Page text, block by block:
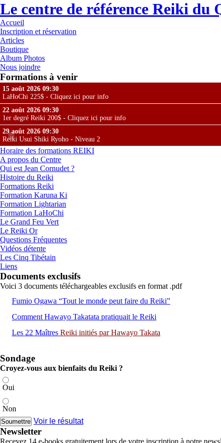
Le centre de référence Reiki du
Accueil
Inscription et réservation
Articles
Boutique
Album Photos
Nous joindre
Formations à venir
15 août 2026 09:30
LaHoChi 225$ - Cliquez ici pour info
22 août 2026 09:30
1er degré Reiki 200$ - Cliquez ici pour info
29 août 2026 09:30
Reiki Usui Shiki Ryoho - Niveau 2
Horaire des formations REIKI
A propos du Centre
Qui est Jean Cornudet ?
Histoire du Reiki
Formations Reiki
Formation Karuna Ki
Formation Lightarian
Formation LaHoChi
Le Grand Feu Vert
Le Reiki Or
Questions Fréquentes
Vidéos détente
Les Cinq Tibétain
Liens
Documents exclusifs
Voici 3 documents téléchargeables exclusifs en format .pdf
Fumio Ogawa “Tout le monde peut faire du Reiki”
Comment Hawayo Takatata pratiquait le Reiki
Les 22 Maîtres Reiki initiés par Hawayo Takata
Sondage
Croyez-vous aux bienfaits du Reiki ?
Oui
Non
Voir le résultat
Newsletter
Recevez 14 e-books gratuitement lors de votre inscription à notre